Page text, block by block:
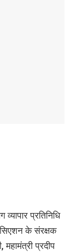
व्यापार प्रतिनिधि
के संरक्षक
प्रदीप